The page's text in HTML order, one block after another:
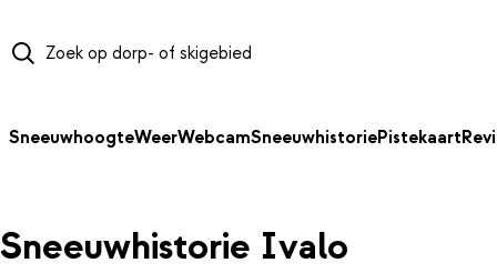
SneeuwhoogteWeerWebcamSneeuwhistoriePistekaart
Sneeuwhistorie Ivalo